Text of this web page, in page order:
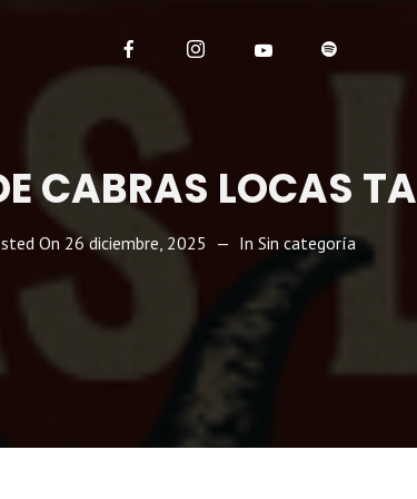
CABRAS LOCAS
On 26 diciembre, 2025 In Sin categoría